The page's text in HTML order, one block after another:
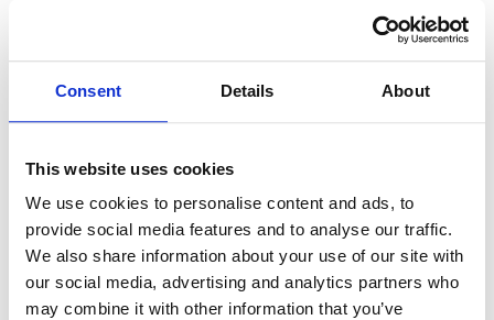
Consent Details About
This website uses cookies
We use cookies to personalise content and ads, to
provide social media features and to analyse our traffic.
We also share information about your use of our site with
our social media, advertising and analytics partners who
may combine it with other information that you’ve
Royaume-Uni
Channel 4 Scotland
Royaume-Uni
Position Orbitale: 28.5°E